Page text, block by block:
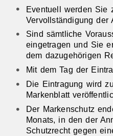
Eventuell werden Sie
Vervollständigung der
Sind sämtliche
eingetragen und Sie
dem dazugehörigen
Mit dem Tag der
Die Eintragung wird
Markenblatt
Der Markenschutz
Monats, in den der
Schutzrecht gegen